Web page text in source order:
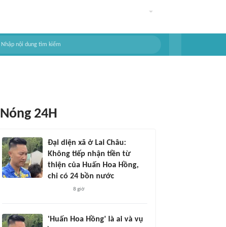
Nóng 24H
Đại diện xã ở Lai Châu:
Không tiếp nhận tiền từ
thiện của Huấn Hoa Hồng,
chỉ có 24 bồn nước
8 giờ
'Huấn Hoa Hồng' là ai và vụ